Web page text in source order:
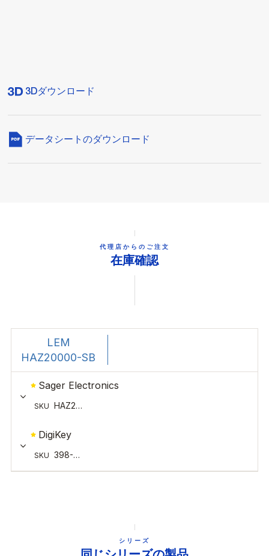
3Dダウンロード
データシートのダウンロード
代理店からのご注文
在庫確認
シリーズ